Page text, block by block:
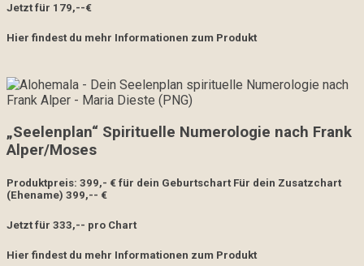
Jetzt für 179,--€
Hier findest du mehr Informationen zum Produkt
„Seelenplan“ Spirituelle Numerologie nach Frank
Alper/Moses
Produktpreis: 399,- € für dein Geburtschart Für dein Zusatzchart
(Ehename) 399,-- €
Jetzt für 333,-- pro Chart
Hier findest du mehr Informationen zum Produkt